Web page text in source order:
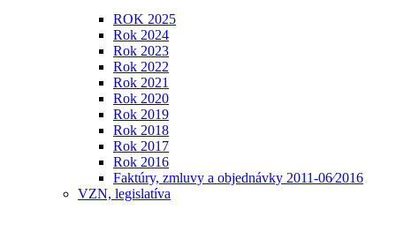
ROK 2025
Rok 2024
Rok 2023
Rok 2022
Rok 2021
Rok 2020
Rok 2019
Rok 2018
Rok 2017
Rok 2016
Faktúry, zmluvy a objednávky 2011-06⁄2016
VZN, legislatíva